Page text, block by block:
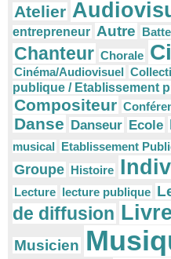
Atelier
entrepreneur Autre
Chanteur Chorale
Cinéma/Audiovisuel
publique / Etablissement
Compositeur
Danse Danseur Ecole
musical Etablissement
Groupe Histoire
Lecture lecture publique
de diffusion Livre
Musicien